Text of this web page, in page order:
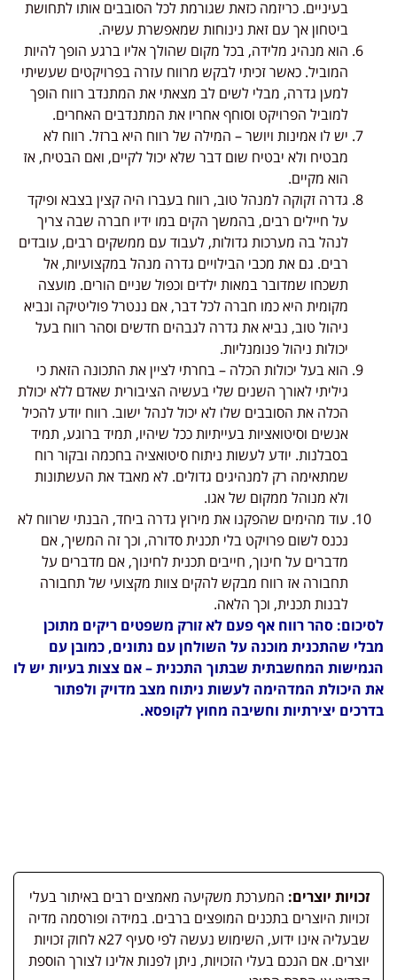
בעיניים. כריזמה כזאת שגורמת לכל הסובבים אותו לתחושת
ביטחון אך עם זאת נינוחות שמאפשרת עשיה.
הוא מנהיג מלידה, בכל מקום שהולך אליו ברגע הופך להיות
המוביל. כאשר זכיתי לבקש מרווח עזרה בפרויקטים שעשיתי
למען גדרה, מבלי לשים לב מצאתי את המתנדב רווח הופך
למוביל הפרויקט וסוחף אחריו את המתנדבים האחרים.
יש לו אמינות ויושר – המילה של רווח היא ברזל. רווח לא
מבטיח ולא יבטיח שום דבר שלא יכול לקיים, ואם הבטיח, אז
הוא מקיים.
גדרה זקוקה למנהל טוב, רווח בעברו היה קצין בצבא ופיקד
על חיילים רבים, בהמשך הקים במו ידיו חברה שבה צריך
לנהל בה מערכות גדולות, לעבוד עם ממשקים רבים, עובדים
רבים. גם את מכבי הבילויים גדרה מנהל במקצועיות, אל
תשכחו שמדובר במאות ילדים וכפול שניים הורים. מועצה
מקומית היא כמו חברה לכל דבר, אם ננטרל פוליטיקה ונביא
ניהול טוב, נביא את גדרה לגבהים חדשים וסהר רווח בעל
יכולות ניהול פנומנליות.
הוא בעל יכולות הכלה – בחרתי לציין את התכונה הזאת כי
גיליתי לאורך השנים שלי בעשיה הציבורית שאדם ללא יכולת
הכלה את הסובבים שלו לא יכול לנהל ישוב. רווח יודע להכיל
אנשים וסיטואציות בעייתיות ככל שיהיו, תמיד ברוגע, תמיד
בסבלנות. יודע לעשות ניתוח סיטואציה בחכמה ובקור רוח
שמתאימה רק למנהיגים גדולים. לא מאבד את העשתונות
ולא מנוהל ממקום של אגו.
עוד מהימים שהפקנו את מירוץ גדרה ביחד, הבנתי שרווח לא
נכנס לשום פרויקט בלי תכנית סדורה, וכך זה המשיך, אם
מדברים על חינוך, חייבים תכנית לחינוך, אם מדברים על
תחבורה אז רווח מבקש להקים צוות מקצועי של תחבורה
לבנות תכנית, וכך הלאה.
לסיכום: סהר רווח אף פעם לא זורק משפטים ריקים מתוכן
מבלי שהתכנית מוכנה על השולחן עם נתונים, כמובן עם
הגמישות המחשבתית שבתוך התכנית – אם צצות בעיות יש לו
את היכולת המדהימה לעשות ניתוח מצב מדויק ולפתור
בדרכים יצירתיות וחשיבה מחוץ לקופסא.
זכויות יוצרים: המערכת משקיעה מאמצים רבים באיתור בעלי
זכויות היוצרים בתכנים המופצים ברבים. במידה ופורסמה מדיה
שבעליה אינו ידוע, השימוש נעשה לפי סעיף 27א לחוק זכויות
יוצרים. אם הנכם בעלי הזכויות, ניתן לפנות אלינו לצורך הוספת